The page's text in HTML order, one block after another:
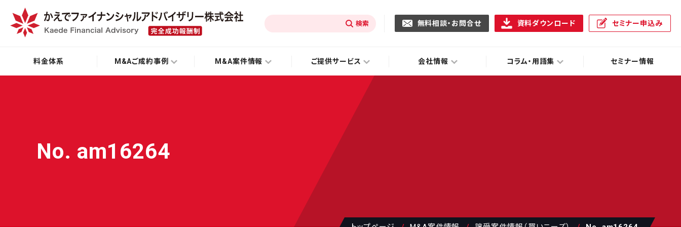
無料相談・お問合せ 資料ダウンロード セミナー申込み
料金体系 M&Aご成約事例 M&A案件情報 ご提供サービス 会社情報 コラム・用語集 セミナー情報
No. am16264